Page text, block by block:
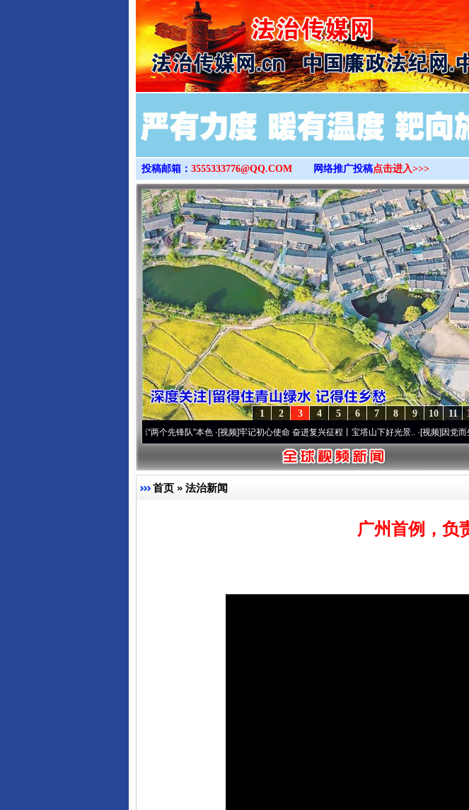
>
投稿邮箱： 3555333776@QQ.COM 网络推广投稿点击进入>>>
11
10
9
8
7
6
5
4
3
2
1
永葆“两个先锋队”本色·[视频]牢记初心使命 奋进复兴征程丨宝塔山下好光景..·[视频]因党而生 为党
首页 » 法治新闻
广州首例，负